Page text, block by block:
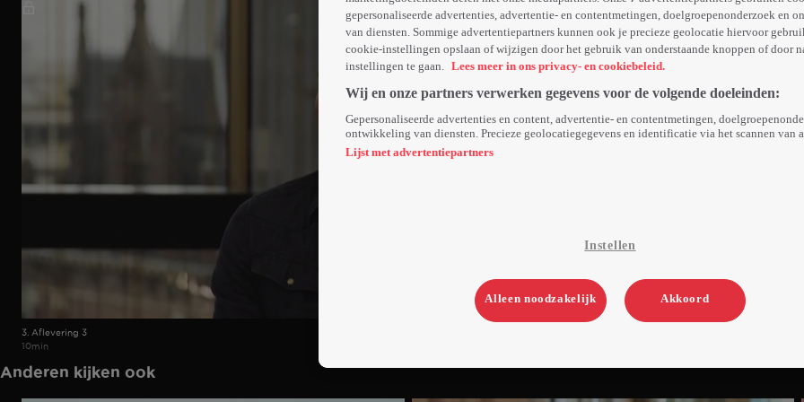
3. Aflevering 3
10min
Anderen kijken ook
gepersonaliseerde advertenties, advertentie- en contentmetingen, doelgroepenonderzoek en
van diensten. Sommige advertentiepartners kunnen ook je precieze geolocatie hiervoor
cookie-instellingen opslaan of wijzigen door het gebruik van onderstaande knoppen of door
instellingen te gaan.
Lees meer in ons privacy- en cookiebeleid.
Wij en onze partners verwerken gegevens voor de volgende doeleinden:
Gepersonaliseerde advertenties en content, advertentie- en contentmetingen,
ontwikkeling van diensten. Precieze geolocatiegegevens en identificatie via het scannen van
Lijst met advertentiepartners
Instellen
Alleen noodzakelijk Akkoord